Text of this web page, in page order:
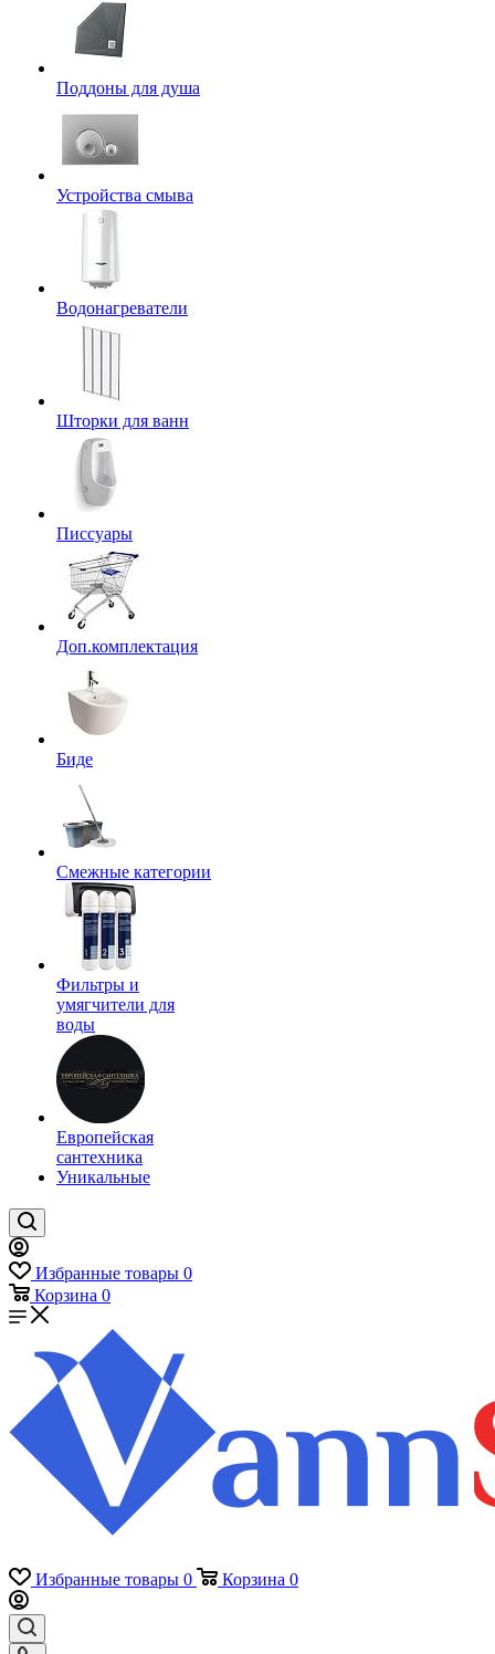
Поддоны для душа
Устройства смыва
Водонагреватели
Шторки для ванн
Писсуары
Доп.комплектация
Биде
Смежные категории
Фильтры и
умягчители для
воды
Европейская
сантехника
Уникальные
Избранные товары 0
Корзина 0
Избранные товары 0 Корзина 0